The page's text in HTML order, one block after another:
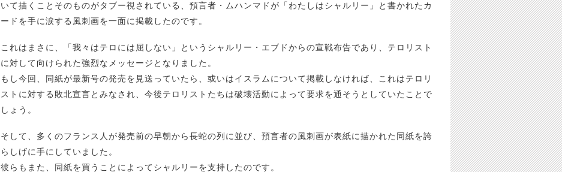
いて描くことそのものがタブー視されている、預言者・ムハンマドが「わたしはシャルリー」と書かれたカ
ードを手に涙する風刺画を一面に掲載したのです。
これはまさに、「我々はテロには屈しない」というシャルリー・エブドからの宣戦布告であり、テロリスト
に対して向けられた強烈なメッセージとなりました。
もし今回、同紙が最新号の発売を見送っていたら、或いはイスラムについて掲載しなければ、これはテロリ
ストに対する敗北宣言とみなされ、今後テロリストたちは破壊活動によって要求を通そうとしていたことで
しょう。
そして、多くのフランス人が発売前の早朝から長蛇の列に並び、預言者の風刺画が表紙に描かれた同紙を誇
らしげに手にしていました。
彼らもまた、同紙を買うことによってシャルリーを支持したのです。